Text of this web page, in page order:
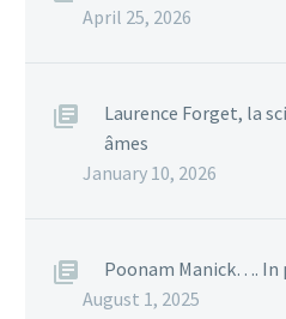
April 25, 2026
Laurence Forget, la
âmes
January 10, 2026
Poonam Manick…. In
August 1, 2025